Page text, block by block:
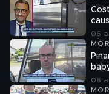
06
06